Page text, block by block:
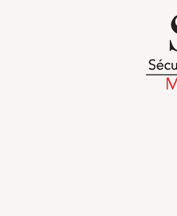
Violation de données :
France en première